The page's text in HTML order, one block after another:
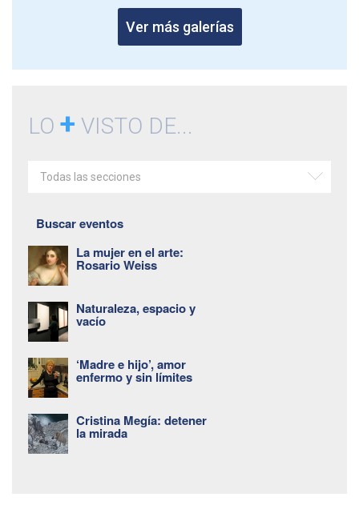
Ver más galerías
LO + VISTO DE...
Todas las secciones
Buscar eventos
La mujer en el arte:
Rosario Weiss
Naturaleza, espacio y
vacío
‘Madre e hijo’, amor
enfermo y sin límites
Cristina Megía: detener
la mirada